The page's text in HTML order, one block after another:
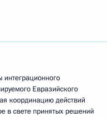
Евразийского
координацию действий
в свете принятых решений